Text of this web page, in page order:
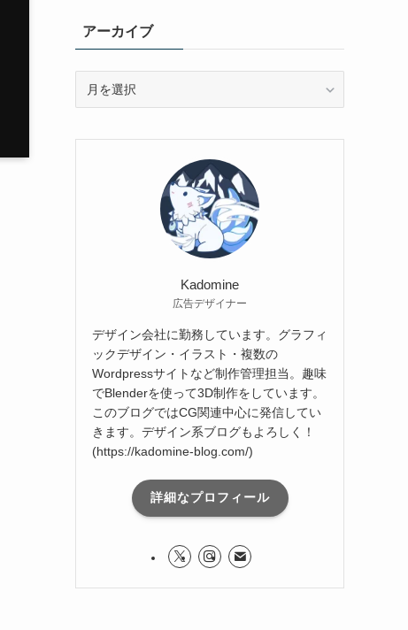
ーアーカイブ
イ
Kadomine
広告デザイナー
デザイン会社に勤務しています。グラフィ
ックデザイン・イラスト・複数の
Wordpressサイトなど制作管理担当。趣味
でBlenderを使って3D制作をしています。
このブログではCG関連中心に発信してい
きます。デザイン系ブログもよろしく！
(https://kadomine-blog.com/)
詳細なプロフィール